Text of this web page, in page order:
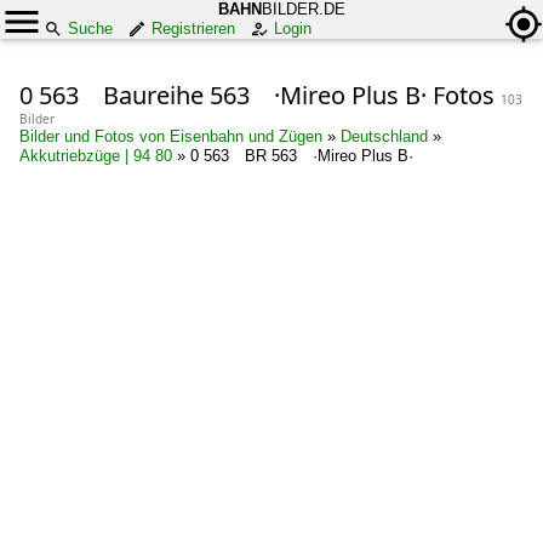
BAHN BILDER.DE
Suche
Registrieren Login
0 563 Baureihe 563 ·Mireo Plus B· Fotos 103
Bilder
Bilder und Fotos von Eisenbahn und Zügen » Deutschland »
Akkutriebzüge | 94 80 » 0 563 BR 563 ·Mireo Plus B·